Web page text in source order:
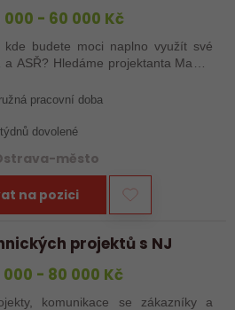
000 - 60 000 Kč
kde budete moci naplno využít své
ASŘ? Hledáme projektanta MaR a
průmyslových technologií
pracovní doba
dovolené
město
na pozici
projektů s NJ
000 - 80 000 Kč
komunikace se zákazníky a